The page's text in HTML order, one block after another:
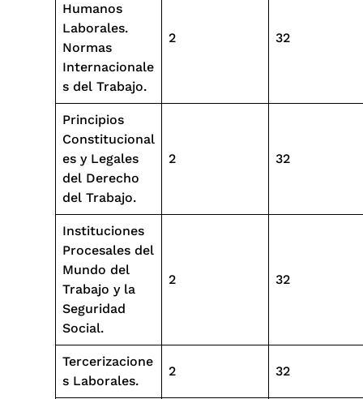
Humanos
Laborales.
Normas
Internacionale
s del Trabajo.
2 32
Principios
Constitucional
es y Legales
del Derecho
del Trabajo.
2 32
Instituciones
Procesales del
Mundo del
Trabajo y la
Seguridad
Social.
2 32
Tercerizacione
s Laborales.
2 32